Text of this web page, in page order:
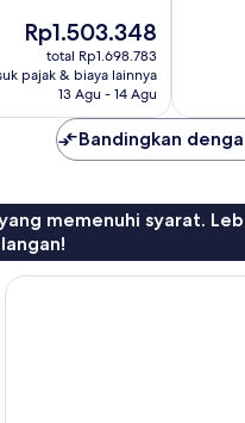
Harga
sekarang
Rp1.503.348
Rp1.503.348
total Rp1.698.783
pajak & biaya lainnya
13 Agu - 14 Agu
Bandingkan
memenuhi syarat.